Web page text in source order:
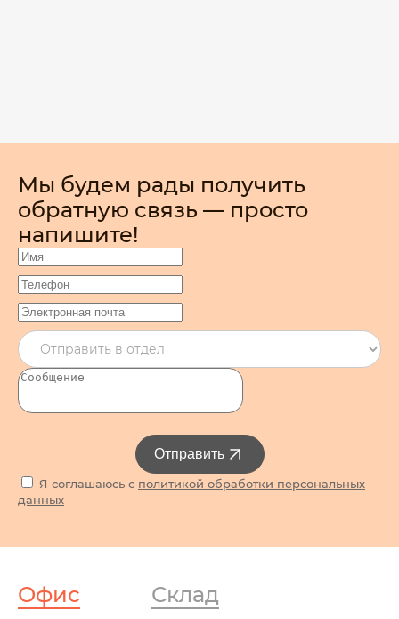
Мы будем рады получить
обратную связь — просто
напишите!
Я соглашаюсь с политикой обработки персональных
данных
Отправить
Офис Склад